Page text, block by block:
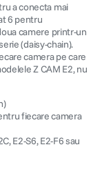
a conecta mai
6 pentru
camere printr-un
(daisy-chain).
camera pe care
Z CAM E2, nu
fiecare camera
E2-S6, E2-F6 sau